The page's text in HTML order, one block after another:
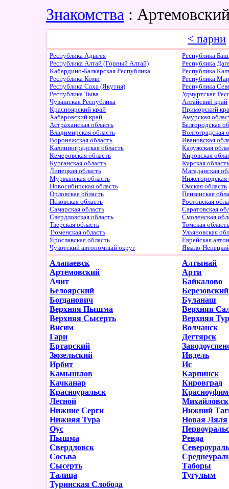
Знакомства :
< парни
Республика Адыгея
Республика
Республика Алтай (Горный Алтай)
Республика
Кабардино-Балкарская Республика
Республика
Республика Коми
Республика
Республика Саха (Якутия)
Республика
Республика Тыва
Удмуртская
Чувашская Республика
Алтайский край
Красноярский край
Приморский
Хабаровский край
Амурская
Астраханская область
Белгородская
Владимирская область
Волгоградская
Воронежская область
Ивановская
Калининградская область
Калужская
Кемеровская область
Кировская
Курганская область
Курская
Липецкая область
Магаданская
Мурманская область
Нижегородская
Новосибирская область
Омская область
Орловская область
Пензенская
Псковская область
Ростовская
Самарская область
Саратовская
Свердловская область
Смоленская
Тверская область
Томская
Тюменская область
Ульяновская
Ярославская область
Еврейская
Чукотский автономный округ
Ямало-
Алапаевск
Алтынай
Артемовский
Арти
Ачит
Байкалово
Белоярский
Березовский
Богданович
Буланаш
Верхняя Пышма
Верхняя
Верхняя Сысерть
Верхняя
Висим
Волчанск
Гари
Дегтярск
Ертарский
Зюзельский
Ивдель
Ирбит
Ис
Камышлов
Карпинск
Качканар
Кировград
Красноуральск
Лесной
Михайловск
Нижние Серги
Нижний
Нижняя Тура
Новая Ляля
Оус
Пышма
Ревда
Свердловск
Сосьва
Сысерть
Таборы
Талица
Тугулым
Туринская Слобода